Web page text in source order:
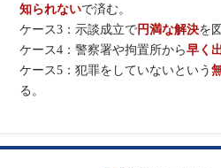
知られないで済む。
ケース3：示談成立で円満な解決を
ケース4：警察署や拘置所から早く
ケース5：犯罪をしていないという
る。